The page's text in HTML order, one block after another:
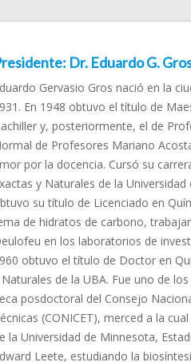
Dr. Eduardo G.
Gervasio Gros nació en la
En 1948 obtuvo el título de
y, posteriormente, el de
de Profesores Mariano
por la docencia. Cursó su
y Naturales de la
su título de Licenciado en
de hidratos de carbono,
en los laboratorios de
obtuvo el título de Doctor en
de la UBA. Fue uno de
posdoctoral del Consejo
(CONICET), merced a la
la Universidad de Minnesota,
Leete, estudiando la